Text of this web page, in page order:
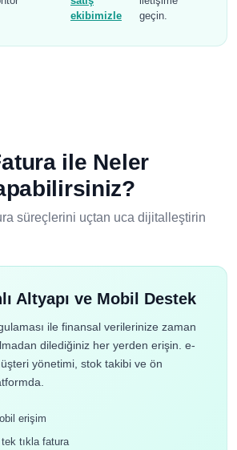
ekibimizle
geçin.
ile Neler
süreçlerini uçtan uca dijitalleştirin
Altyapı ve Mobil Destek
ile finansal verilerinize zaman
dilediğiniz her yerden erişin. e-
yönetimi, stok takibi ve ön
erişim
tıkla fatura